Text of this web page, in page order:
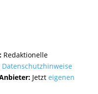
Redaktionelle
Datenschutzhinweise
Jetzt eigenen